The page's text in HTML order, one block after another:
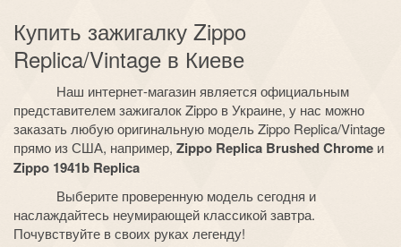
Купить зажигалку Zippo
Replica/Vintage в Киеве
Наш интернет-магазин является официальным
представителем зажигалокZippo в Украине, у нас можно
заказать любую оригинальную модельZippo Replica/Vintage
прямо из США, например, Zippo Replica BrushedChrome и
Zippo 1941b Replica
Выберите проверенную модель сегодня и
наслаждайтесь неумирающей классикой завтра.
Почувствуйте в своих руках легенду!